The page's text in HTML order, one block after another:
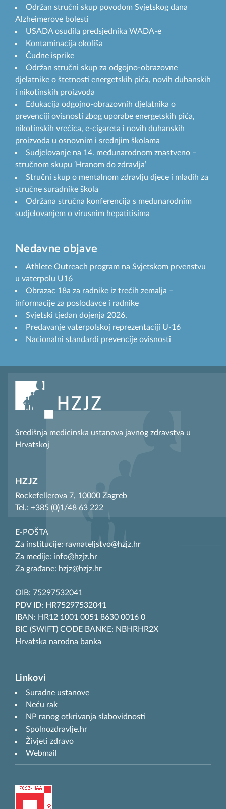
Održan stručni skup povodom Svjetskog dana
Alzheimerove bolesti
USADA osudila predsjednika WADA-e
Kontaminacija okoliša
Čudne isprike
Održan stručni skup za odgojno-obrazovne
djelatnike o štetnosti energetskih pića, novih duhanskih
i nikotinskih proizvoda
Edukacija odgojno-obrazovnih djelatnika o
prevenciji ovisnosti zbog uporabe energetskih pića,
nikotinskih vrećica, e-cigareta i novih duhanskih
proizvoda u osnovnim i srednjim školama
Sudjelovanje na 14. međunarodnom znastveno –
stručnom skupu ‘Hranom do zdravlja’
Stručni skup o mentalnom zdravlju djece i mladih za
stručne suradnike škola
Održana stručna konferencija s međunarodnim
sudjelovanjem o virusnim hepatitisima
Nedavne objave
Athlete Outreach program na Svjetskom prvenstvu
u vaterpolu U16
Obrazac 18a za radnike iz trećih zemalja –
informacije za poslodavce i radnike
Svjetski tjedan dojenja 2026.
Predavanje vaterpolskoj reprezentaciji U-16
Nacionalni standardi prevencije ovisnosti
Središnja medicinska ustanova javnog zdravstva u
Hrvatskoj
HZJZ
Rockefellerova 7, 10000 Zagreb
Tel.: +385 (0)1/48 63 222
E-POŠTA
Za institucije: ravnateljstvo@hzjz.hr
Za medije: info@hzjz.hr
Za građane: hzjz@hzjz.hr
OIB: 75297532041
PDV ID: HR75297532041
IBAN: HR12 1001 0051 8630 0016 0
BIC (SWIFT) CODE BANKE: NBHRHR2X
Hrvatska narodna banka
Linkovi
Suradne ustanove
Neću rak
NP ranog otkrivanja slabovidnosti
Spolnozdravlje.hr
Živjeti zdravo
Webmail